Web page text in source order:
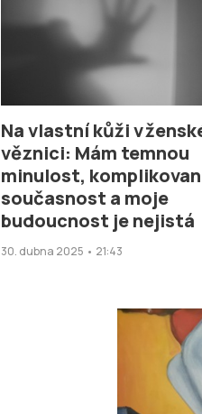
Na vlastní kůži v
věznici: Mám temnou
minulost,
současnost a moje
budoucnost je nejistá
30. dubna 2025 • 21:43